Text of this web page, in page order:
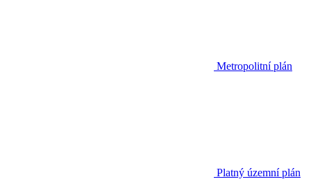
Metropolitní plán
Platný územní plán